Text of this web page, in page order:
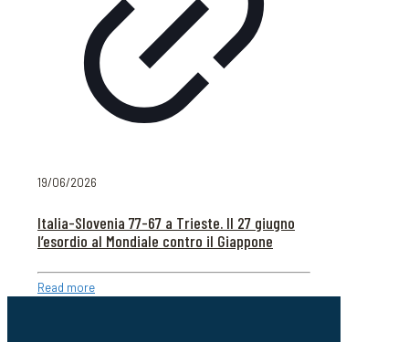
19/06/2026
Italia-Slovenia 77-67 a Trieste. Il 27 giugno
l’esordio al Mondiale contro il Giappone
Read more